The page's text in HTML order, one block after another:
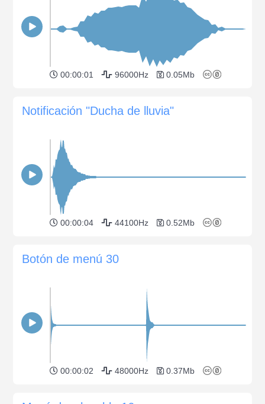
00:00:01 96000Hz 0.05Mb
Notificación "Ducha de lluvia"
00:00:04 44100Hz 0.52Mb
Botón de menú 30
00:00:02 48000Hz 0.37Mb